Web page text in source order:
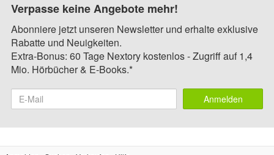
Verpasse keine Angebote mehr!
Abonniere jetzt unseren Newsletter und erhalte exklusive
Rabatte und Neuigkeiten.
Extra-Bonus: 60 Tage Nextory kostenlos - Zugriff auf 1,4
Mio. Hörbücher & E-Books.*
Anmelden